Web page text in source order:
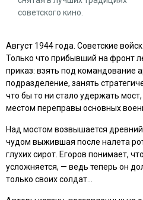
советского кино.
Август 1944 года. Советские
Только что прибывший на фронт
приказ: взять под командование
подразделение, занять
что бы то ни стало удержать
местом переправы основных
Над мостом возвышается
чудом выжившая после налета
глухих сирот. Егоров понимает,
усложняется, — ведь теперь он
только своих солдат…